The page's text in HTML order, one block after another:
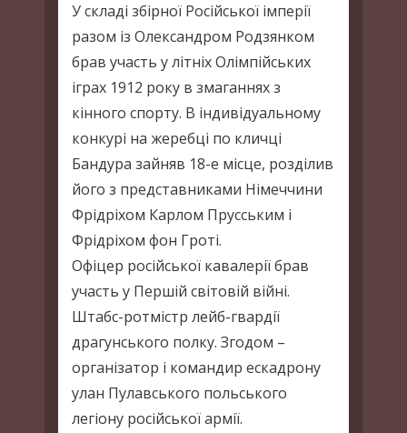
У складі збірної Російської імперії
разом із Олександром Родзянком
брав участь у літніх Олімпійських
іграх 1912 року в змаганнях з
кінного спорту. В індивідуальному
конкурі на жеребці по кличці
Бандура зайняв 18-е місце, розділив
його з представниками Німеччини
Фрідріхом Карлом Прусським і
Фрідріхом фон Гроті.
Офіцер російської кавалерії брав
участь у Першій світовій війні.
Штабс-ротмістр лейб-гвардії
драгунського полку. Згодом –
організатор і командир ескадрону
улан Пулавського польського
легіону російської армії.